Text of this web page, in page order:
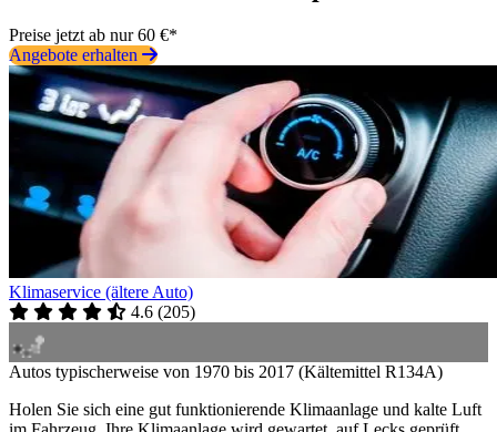
Preise jetzt ab nur 60 €*
Angebote erhalten
Klimaservice (ältere Auto)
4.6 (205)
Autos typischerweise von 1970 bis 2017 (Kältemittel R134A)
Holen Sie sich eine gut funktionierende Klimaanlage und kalte Luft